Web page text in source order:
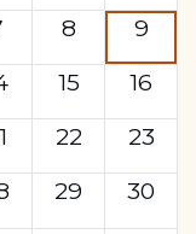
8
9
15
16
22
23
29
30